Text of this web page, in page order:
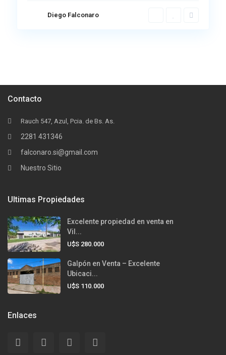
Diego Falconaro
Contacto
Rauch 547, Azul, Pcia. de Bs. As.
2281 431346
falconaro.si@gmail.com
Nuestro Sitio
Ultimas Propiedades
Excelente propiedad en venta en
Vil...
U$S 280.000
Galpón en Venta – Excelente
Ubicaci...
U$S 110.000
Enlaces